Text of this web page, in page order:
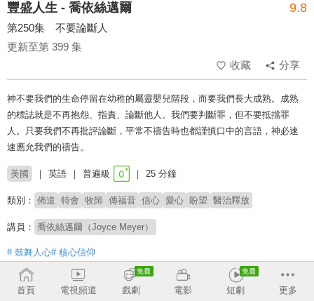
豐盛人生 - 喬依絲邁爾 9.8
第250集 不要論斷人
更新至第 399 集
收藏
分享
神不要我們的生命停留在幼稚的屬靈嬰兒階段，而要我們長大成熟。成熟
的標誌就是不再抱怨、指責、論斷他人。我們要判斷罪，但不要抵擋罪
人。只要我們不再批評論斷，平常不禱告時也都謹慎口中的言語，神必速
速應允我們的禱告。
美國 英語 普遍級 25 分鐘
類別： 佈道 特會 牧師 傳福音 信心 愛心 盼望 醫治釋放
講員： 喬依絲邁爾（Joyce Meyer）
# 鼓舞人心# 核心信仰
首頁 電視頻道 戲劇 電影 短劇 更多